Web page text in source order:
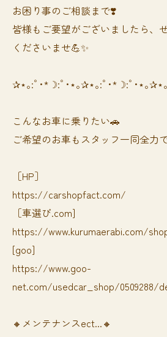
お困り事のご相談まで❣️
皆様もご要望がございましたら、
くださいませ💪✨
✰⋆｡:ﾟ･*☽:ﾟ･⋆｡✰⋆｡:ﾟ･*☽:ﾟ･⋆｡✰⋆
⁡⁡⁡こんなお車に乗りたい🚗
ご希望のお車もスタッフ一同全力
［HP］
https://carshopfact.com/
［車選び.com]
https://www.kurumaerabi.com/
[goo]
https://www.goo-
net.com/usedcar_shop/0509288/
🔸メンテナンスect...🔸